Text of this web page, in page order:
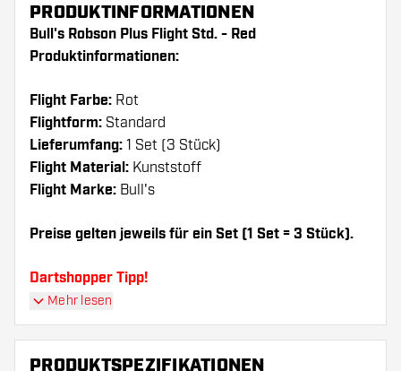
PRODUKTINFORMATIONEN
Bull's Robson Plus Flight Std. - Red
Produktinformationen:
Flight Farbe: Rot
Flightform: Standard
Lieferumfang: 1 Set (3 Stück)
Flight Material: Kunststoff
Flight Marke: Bull's
Preise gelten jeweils für ein Set (1 Set = 3 Stück).
Dartshopper Tipp!
Sorgen Sie für genügend Ersatz Flights und
Mehr lesen
PRODUKTSPEZIFIKATIONEN